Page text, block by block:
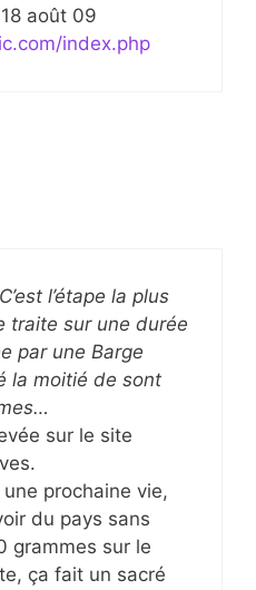
août 09
index.php
l’étape la plus
traite sur une durée
par une Barge
la moitié de sont
sur le site
prochaine vie,
du pays sans
grammes sur le
ça fait un sacré